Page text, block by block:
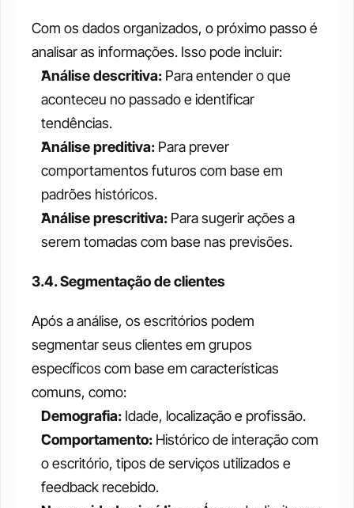
Com os dados organizados, o próximo passo é
analisar as informações. Isso pode incluir:
Análise descritiva: Para entender o que
aconteceu no passado e identificar
tendências.
Análise preditiva: Para prever
comportamentos futuros com base em
padrões históricos.
Análise prescritiva: Para sugerir ações a
serem tomadas com base nas previsões.
3.4. Segmentação de clientes
Após a análise, os escritórios podem
segmentar seus clientes em grupos
específicos com base em características
comuns, como:
Demografia: Idade, localização e profissão.
Comportamento: Histórico de interação com
o escritório, tipos de serviços utilizados e
feedback recebido.